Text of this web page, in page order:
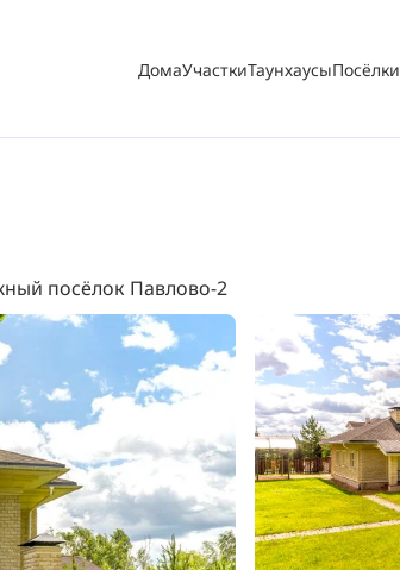
ДомаУчасткиТаунхаусыПосёлки
посёлок Павлово-2